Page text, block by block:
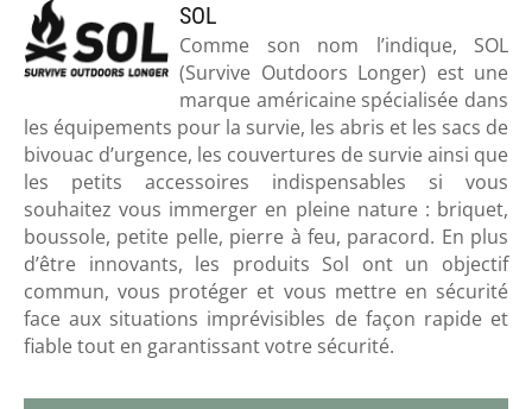
SOL
Comme son nom l’indique, SOL
(Survive Outdoors Longer) est une
marque américaine spécialisée dans
les équipements pour la survie, les abris et les sacs de
bivouac d’urgence, les couvertures de survie ainsi que
les petits accessoires indispensables si vous
souhaitez vous immerger en pleine nature : briquet,
boussole, petite pelle, pierre à feu, paracord. En plus
d’être innovants, les produits Sol ont un objectif
commun, vous protéger et vous mettre en sécurité
face aux situations imprévisibles de façon rapide et
fiable tout en garantissant votre sécurité.